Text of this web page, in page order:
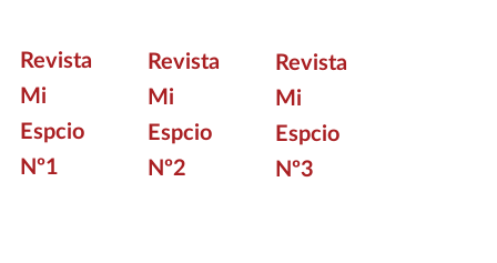
Revista
Mi
Espcio
Nº1
Revista
Mi
Espcio
Nº2
Revista
Mi
Espcio
Nº3